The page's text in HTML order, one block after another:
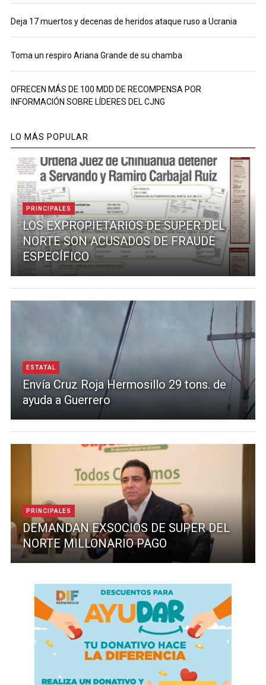
Deja 17 muertos y decenas de heridos ataque ruso a Ucrania
Toma un respiro Ariana Grande de su chamba
OFRECEN MÁS DE 100 MDD DE RECOMPENSA POR
INFORMACIÓN SOBRE LÍDERES DEL CJNG
LO MÁS POPULAR
PRINCIPALES
LOS EXPROPIETARIOS DE SUPER DEL
NORTE SON ACUSADOS DE FRAUDE
ESPECÍFICO
ESTATAL
Envía Cruz Roja Hermosillo 29 tons. de
ayuda a Guerrero
PRINCIPALES
DEMANDAN EXSOCIOS DE SUPER DEL
NORTE MILLONARIO PAGO